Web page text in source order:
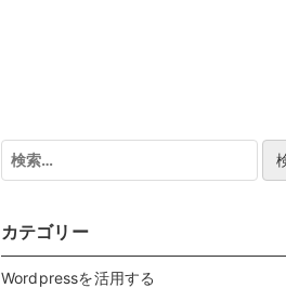
検
索:
カテゴリー
Wordpressを活用する